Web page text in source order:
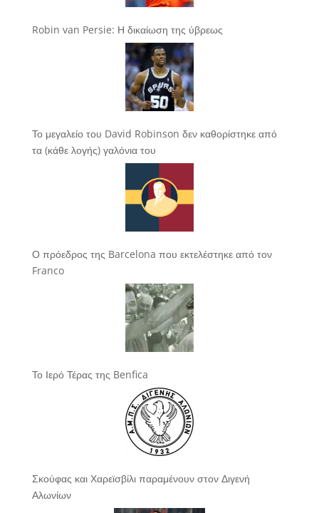
Robin van Persie: Η δικαίωση της ύβρεως
Το μεγαλείο του David Robinson δεν καθορίστηκε από
τα (κάθε λογής) γαλόνια του
Ο πρόεδρος της Barcelona που εκτελέστηκε από τον
Franco
Το Ιερό Τέρας της Benfica
Σκούφας και Χαρεϊσβίλι παραμένουν στον Διγενή
Αλωνίων